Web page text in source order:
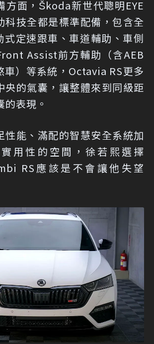
方面，Škoda新世代聰明EYE
科技全都是標準配備，包含全
式定速跟車、車道輔助、車側
Assist前方輔助（含AEB
車）等系統，Octavia RS更多
央的氣囊，讓整體來到同級距
表現。
性能、滿配的智慧安全系統加
用性的空間，徐若熙選擇
RS應該是不會讓他失望